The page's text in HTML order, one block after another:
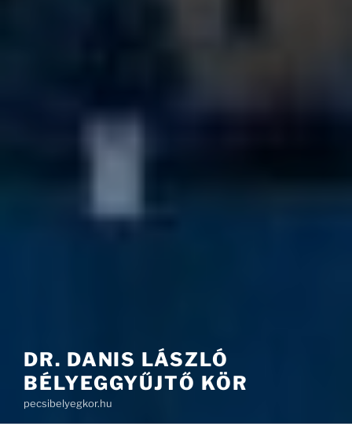
DR. DANIS LÁSZLÓ
BÉLYEGGYŰJTŐ KÖR
pecsibelyegkor.hu